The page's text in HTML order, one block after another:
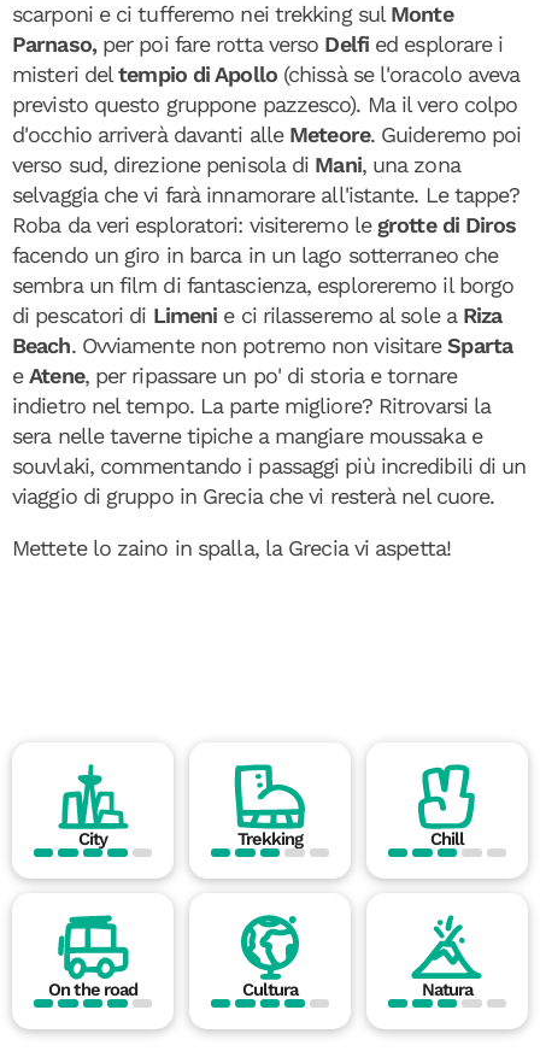
scarponi e ci tufferemo nei trekking sul Monte
Parnaso,per poi fare rotta verso Delfi ed esplorare i
misteri deltempio di Apollo(chissà se l'oracolo aveva
previsto questo gruppone pazzesco). Ma il vero colpo
d'occhio arriverà davanti alle Meteore. Guideremo poi
verso sud, direzione penisola di Mani, una zona
selvaggia che vi farà innamorare all'istante. Le tappe?
Roba da veri esploratori: visiteremo le grotte di Diros
facendo un giro in barca in un lago sotterraneo che
sembra un film di fantascienza, esploreremo il borgo
di pescatori di Limeni e ci rilasseremo al sole aRiza
Beach. Ovviamente non potremo non visitareSparta
eAtene, per ripassare un po' di storia e tornare
indietro nel tempo. La parte migliore? Ritrovarsi la
sera nelle taverne tipiche a mangiare moussaka e
souvlaki, commentando i passaggi più incredibili di un
viaggio di gruppo in Grecia che vi resterà nel cuore.
Mettete lo zaino in spalla, la Grecia vi aspetta!
City Trekking Chill
On the road Cultura Natura